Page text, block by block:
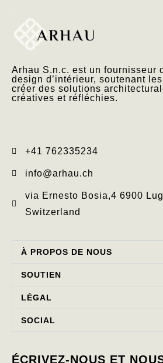
Arhau S.n.c. est un fournisseur
design d’intérieur, soutenant
créer des solutions
créatives et réfléchies.
+41 762335234​
info@arhau.ch
via Ernesto Bosia,4 6900
Switzerland
À PROPOS DE NOUS
SOUTIEN
LÉGAL
SOCIAL
ÉCRIVEZ-NOUS ET